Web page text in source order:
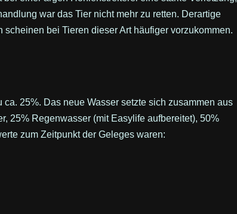
war das Tier nicht mehr zu retten. Derartige
scheinen bei Tieren dieser Art häufiger vorzukommen.
25%. Das neue Wasser setzte sich zusammen aus
25% Regenwasser (mit Easylife aufbereitet), 50%
zum Zeitpunkt der Geleges waren: